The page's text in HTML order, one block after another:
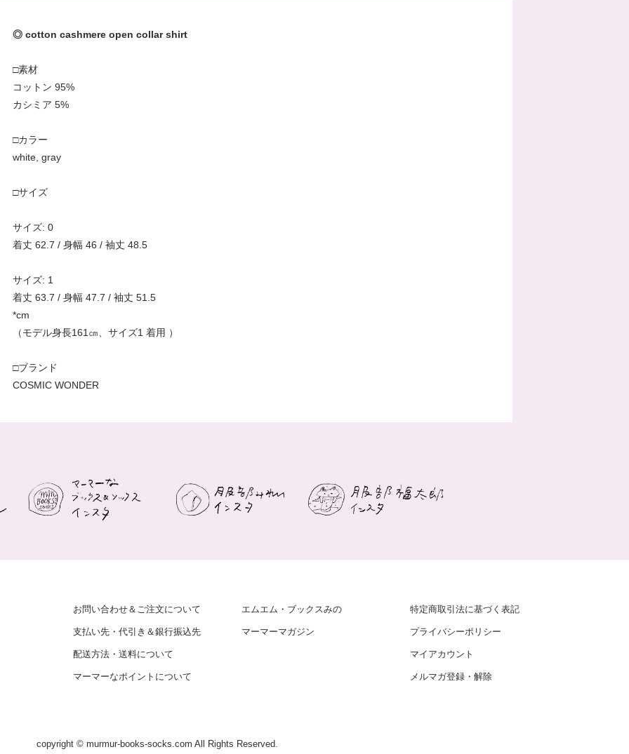
◎ cotton cashmere open collar shirt
□素材
コットン 95%
カシミア 5%
□カラー
white, gray
□サイズ
サイズ: 0
着丈 62.7 / 身幅 46 / 袖丈 48.5
サイズ: 1
着丈 63.7 / 身幅 47.7 / 袖丈 51.5
*cm
（モデル身長161㎝、サイズ1 着用 ）
□ブランド
COSMIC WONDER
お問い合わせ＆ご注文について
支払い先・代引き＆銀行振込先
配送方法・送料について
マーマーなポイントについて
エムエム・ブックスみの
マーマーマガジン
特定商取引法に基づく表記
プライバシーポリシー
マイアカウント
メルマガ登録・解除
copyright © murmur-books-socks.com All Rights Reserved.